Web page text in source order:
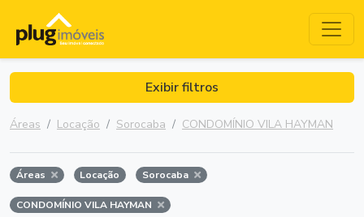
Exibir filtros
Áreas Locação Sorocaba CONDOMÍNIO VILA HAYMAN
Áreas Locação Sorocaba
CONDOMÍNIO VILA HAYMAN